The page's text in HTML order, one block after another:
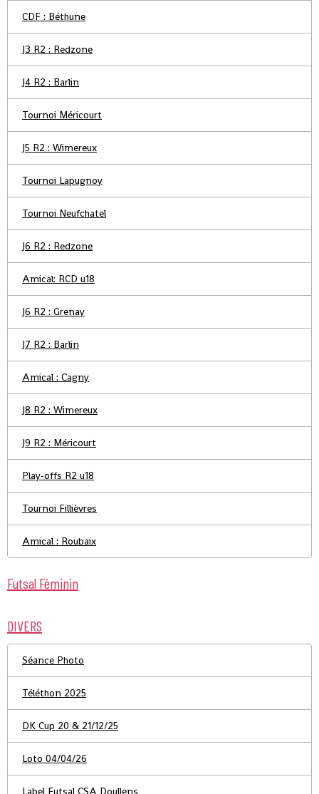
CDF : Béthune
J3 R2 : Redzone
J4 R2 : Barlin
Tournoi Méricourt
J5 R2 : Wimereux
Tournoi Lapugnoy
Tournoi Neufchatel
J6 R2 : Redzone
Amical: RCD u18
J6 R2 : Grenay
J7 R2 : Barlin
Amical : Cagny
J8 R2 : Wimereux
J9 R2 : Méricourt
Play-offs R2 u18
Tournoi Fillièvres
Amical : Roubaix
Futsal Féminin
DIVERS
Séance Photo
Téléthon 2025
DK Cup 20 & 21/12/25
Loto 04/04/26
Label Futsal CSA Doullens